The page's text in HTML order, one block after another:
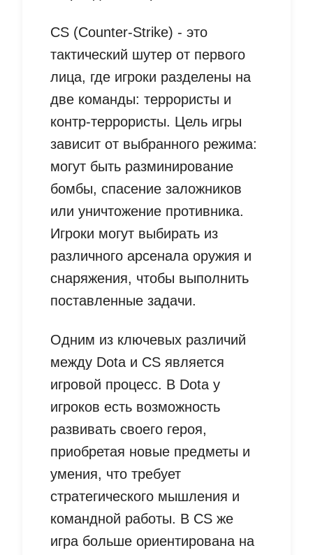
CS (Counter-Strike) - это
тактический шутер от первого
лица, где игроки разделены на
две команды: террористы и
контр-террористы. Цель игры
зависит от выбранного режима:
могут быть разминирование
бомбы, спасение заложников
или уничтожение противника.
Игроки могут выбирать из
различного арсенала оружия и
снаряжения, чтобы выполнить
поставленные задачи.
Одним из ключевых различий
между Dota и CS является
игровой процесс. В Dota у
игроков есть возможность
развивать своего героя,
приобретая новые предметы и
умения, что требует
стратегического мышления и
командной работы. В CS же
игра больше ориентирована на